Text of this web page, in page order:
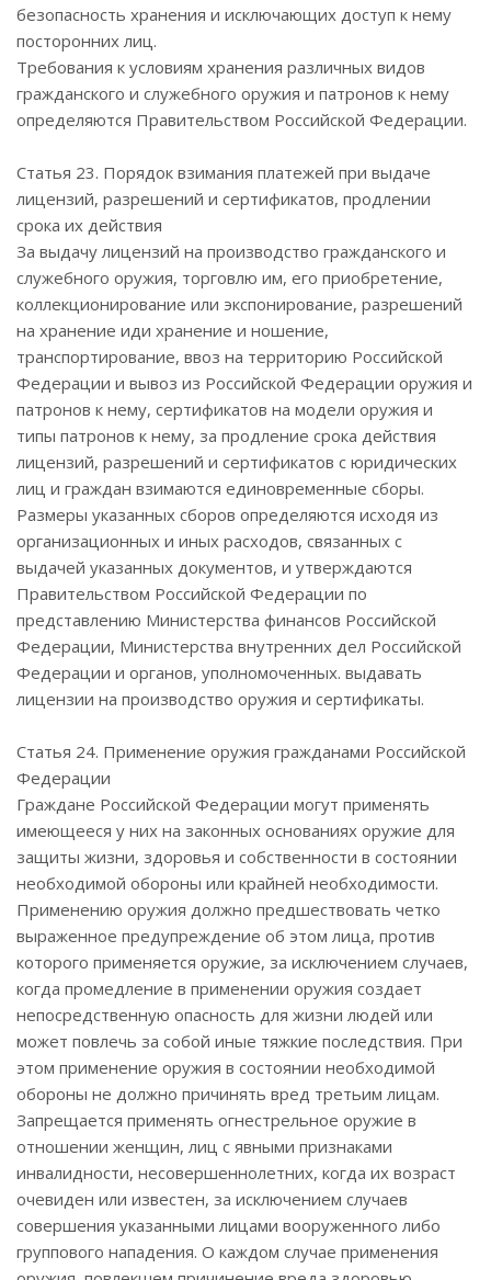
безопасность хранения и исключающих доступ к нему
посторонних лиц.
Требования к условиям хранения различных видов
гражданского и служебного оружия и патронов к нему
определяются Правительством Российской Федерации.
Статья 23. Порядок взимания платежей при выдаче
лицензий, разрешений и сертификатов, продлении
срока их действия
За выдачу лицензий на производство гражданского и
служебного оружия, торговлю им, его приобретение,
коллекционирование или экспонирование, разрешений
на хранение иди хранение и ношение,
транспортирование, ввоз на территорию Российской
Федерации и вывоз из Российской Федерации оружия и
патронов к нему, сертификатов на модели оружия и
типы патронов к нему, за продление срока действия
лицензий, разрешений и сертификатов с юридических
лиц и граждан взимаются единовременные сборы.
Размеры указанных сборов определяются исходя из
организационных и иных расходов, связанных с
выдачей указанных документов, и утверждаются
Правительством Российской Федерации по
представлению Министерства финансов Российской
Федерации, Министерства внутренних дел Российской
Федерации и органов, уполномоченных. выдавать
лицензии на производство оружия и сертификаты.
Статья 24. Применение оружия гражданами Российской
Федерации
Граждане Российской Федерации могут применять
имеющееся у них на законных основаниях оружие для
защиты жизни, здоровья и собственности в состоянии
необходимой обороны или крайней необходимости.
Применению оружия должно предшествовать четко
выраженное предупреждение об этом лица, против
которого применяется оружие, за исключением случаев,
когда промедление в применении оружия создает
непосредственную опасность для жизни людей или
может повлечь за собой иные тяжкие последствия. При
этом применение оружия в состоянии необходимой
обороны не должно причинять вред третьим лицам.
Запрещается применять огнестрельное оружие в
отношении женщин, лиц с явными признаками
инвалидности, несовершеннолетних, когда их возраст
очевиден или известен, за исключением случаев
совершения указанными лицами вооруженного либо
группового нападения. О каждом случае применения